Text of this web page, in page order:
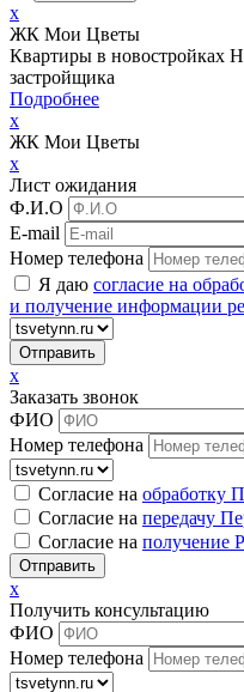
x
ЖК Мои Цветы
Квартиры в новостройках
застройщика
Подробнее
x
ЖК Мои Цветы
x
Лист ожидания
Ф.И.О
E-mail
Номер телефона
Я даю согласие на
и получение информации
x
Заказать звонок
ФИО
Номер телефона
Согласие на обработку
Согласие на передачу
Согласие на получение
x
Получить консультацию
ФИО
Номер телефона